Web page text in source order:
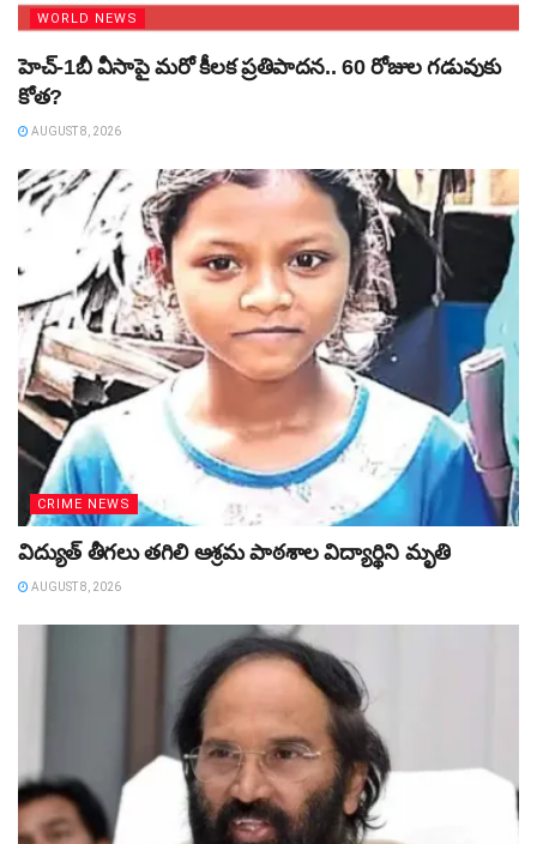
WORLD NEWS
హెచ్‌-1బీ వీసాపై మరో కీలక ప్రతిపాదన.. 60 రోజుల గడువుకు
కోత?
AUGUST 8, 2026
CRIME NEWS
విద్యుత్‌ తీగలు తగిలి ఆశ్రమ పాఠశాల విద్యార్థిని మృతి
AUGUST 8, 2026